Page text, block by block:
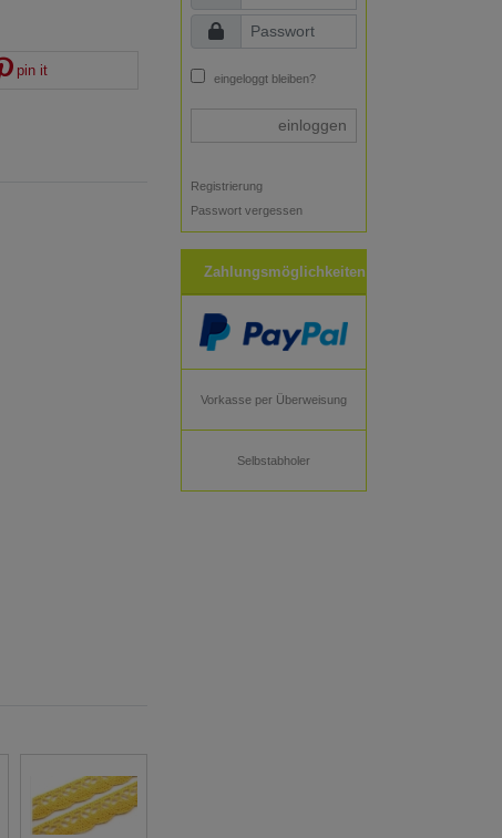
pin it
eingeloggt bleiben?
einloggen
Registrierung
Passwort vergessen
Zahlungsmöglichkeiten
Vorkasse per Überweisung
Selbstabholer